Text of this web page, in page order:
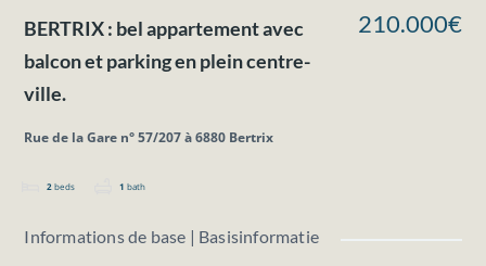
BERTRIX : bel appartement avec
balcon et parking en plein centre-
ville.
Rue de la Gare n° 57/207 à 6880 Bertrix
2 beds 1 bath
210.000€
Informations de base | Basisinformatie